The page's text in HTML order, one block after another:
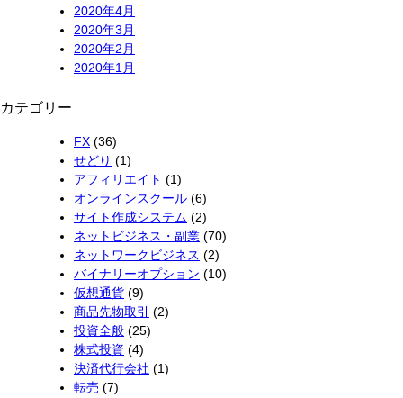
2020年4月
2020年3月
2020年2月
2020年1月
カテゴリー
FX (36)
せどり (1)
アフィリエイト (1)
オンラインスクール (6)
サイト作成システム (2)
ネットビジネス・副業 (70)
ネットワークビジネス (2)
バイナリーオプション (10)
仮想通貨 (9)
商品先物取引
(2)
投資全般 (25)
株式投資 (4)
決済代行会社 (1)
転売 (7)